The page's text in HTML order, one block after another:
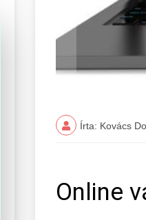
Írta: Kovács
Online